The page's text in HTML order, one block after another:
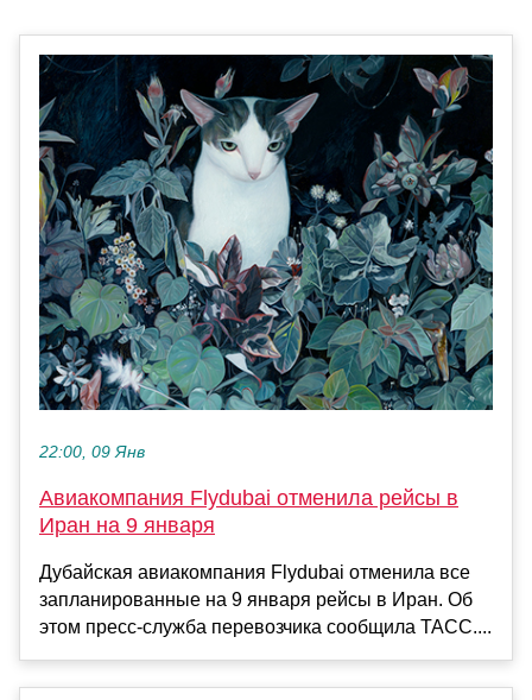
22:00, 09 Янв
Авиакомпания Flydubai отменила рейсы в
Иран на 9 января
Дубайская авиакомпания Flydubai отменила все
запланированные на 9 января рейсы в Иран. Об
этом пресс-служба перевозчика сообщила ТАСС....